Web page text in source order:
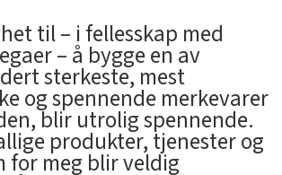
til – i fellesskap med
– å bygge en av
sterkeste, mest
og spennende merkevarer
blir utrolig spennende.
produkter, tjenester og
for meg blir veldig